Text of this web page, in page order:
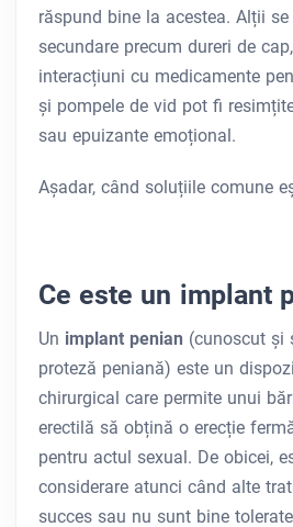
răspund bine la acestea. Alții
secundare precum dureri de
interacțiuni cu medicamente
și pompele de vid pot fi
sau epuizante emoțional.
Așadar, când soluțiile comune
Ce este un implant
Un implant penian (cunoscut și
proteză peniană) este un
chirurgical care permite unui
erectilă să obțină o erecție
pentru actul sexual. De obicei,
considerare atunci când alte
succes sau nu sunt bine